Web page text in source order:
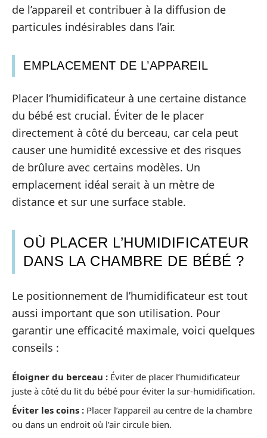
de l’appareil et contribuer à la diffusion de
particules indésirables dans l’air.
EMPLACEMENT DE L’APPAREIL
Placer l’humidificateur à une certaine distance
du bébé est crucial. Éviter de le placer
directement à côté du berceau, car cela peut
causer une humidité excessive et des risques
de brûlure avec certains modèles. Un
emplacement idéal serait à un mètre de
distance et sur une surface stable.
OÙ PLACER L’HUMIDIFICATEUR
DANS LA CHAMBRE DE BÉBÉ ?
Le positionnement de l’humidificateur est tout
aussi important que son utilisation. Pour
garantir une efficacité maximale, voici quelques
conseils :
Éloigner du berceau : Éviter de placer l’humidificateur
juste à côté du lit du bébé pour éviter la sur-humidification.
Éviter les coins : Placer l’appareil au centre de la chambre
ou dans un endroit où l’air circule bien.